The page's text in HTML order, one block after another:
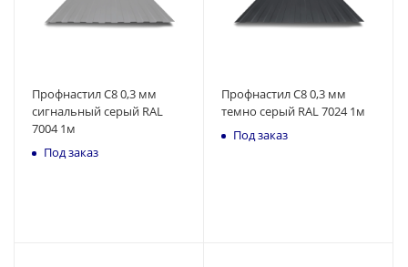
Профнастил С8 0,3 мм
сигнальный серый RAL
7004 1м
Под заказ
Профнастил С8 0,3 мм
темно серый RAL 7024 1м
Под заказ